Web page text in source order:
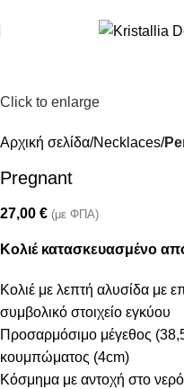
Click to enlarge
Αρχική σελίδα Necklaces
Pregnant
27,00 € (με ΦΠΑ)
Κολιέ κατασκευασμένο
Κολιέ με λεπτή αλυσίδα με
συμβολικό στοιχείο εγκύου
Προσαρμόσιμο μέγεθος
κουμπώματος (4cm)
Κόσμημα με αντοχή στο